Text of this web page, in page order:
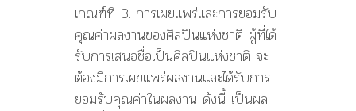
เกณฑ์ที่ 3. การเผยแพร่และการยอมรับ
คุณค่าผลงานของศิลปินแห่งชาติ ผู้ที่ได้
รับการเสนอชื่อเป็นศิลปินแห่งชาติ จะ
ต้องมีการเผยแพร่ผลงานและได้รับการ
ยอมรับคุณค่าในผลงาน ดังนี้ เป็นผล